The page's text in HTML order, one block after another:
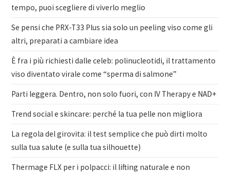
tempo, puoi scegliere di viverlo meglio
Se pensi che PRX-T33 Plus sia solo un peeling viso come gli
altri, preparati a cambiare idea
È fra i più richiesti dalle celeb: polinucleotidi, il trattamento
viso diventato virale come “sperma di salmone”
Parti leggera. Dentro, non solo fuori, con IV Therapy e NAD+
Trend social e skincare: perché la tua pelle non migliora
La regola del girovita: il test semplice che può dirti molto
sulla tua salute (e sulla tua silhouette)
Thermage FLX per i polpacci: il lifting naturale e non